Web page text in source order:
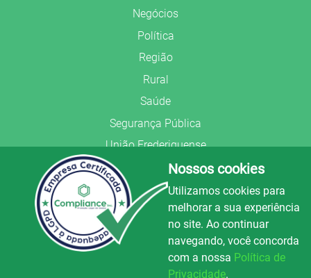
Negócios
Política
Região
Rural
Saúde
Segurança Pública
União Frederiquense
© Copyright 2022.LA+.
Todos os direitos reservados.
Preparado no
Nossos cookies
Utilizamos cookies para
melhorar a sua experiência
no site. Ao continuar
navegando, você concorda
com a nossa Política de
Privacidade.